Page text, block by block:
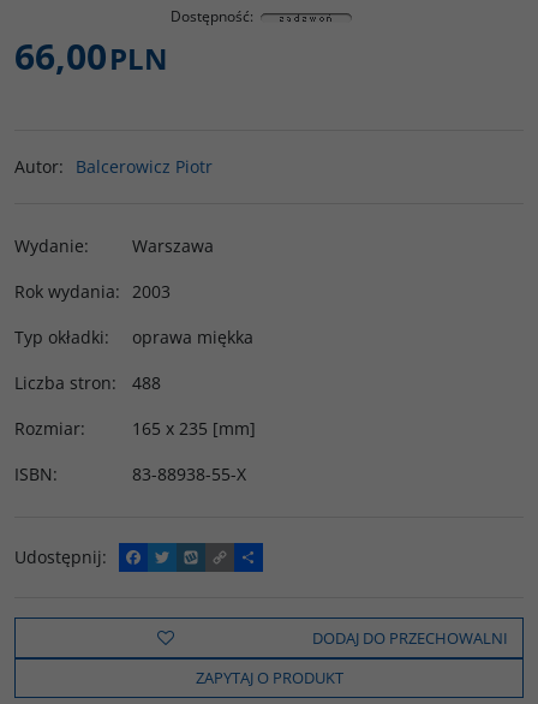
Dostępność:
66,00PLN
Autor: Balcerowicz Piotr
Wydanie:
Warszawa
Rok wydania: 2003
Typ okładki:
oprawa miękka
Liczba stron:
488
Rozmiar:
165 x 235 [mm]
ISBN: 83-88938-55-X
Udostępnij:
F
a
e
o
k
T
w
t
t
e
W
y
o
C
o
y
i
n
k
P
o
z
e
l
s
DODAJ DO PRZECHOWALNI
ZAPYTAJ O PRODUKT